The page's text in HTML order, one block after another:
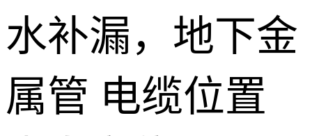
水补漏，地下金
属管 电缆位置